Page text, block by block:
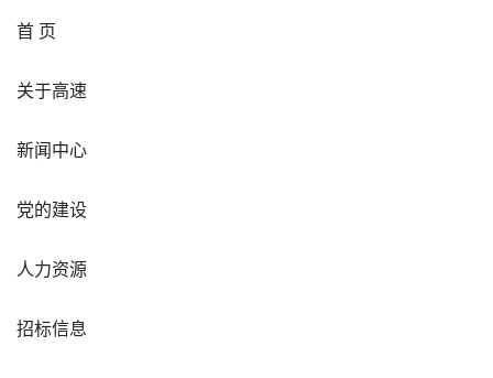
首 页
关于高速
新闻中心
党的建设
人力资源
招标信息